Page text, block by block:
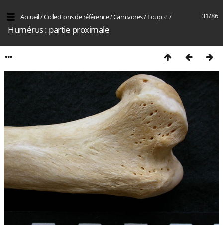
31/86
Accueil/Collections de référence/Carnivores/Loup ♂ /
Humérus : partie proximale